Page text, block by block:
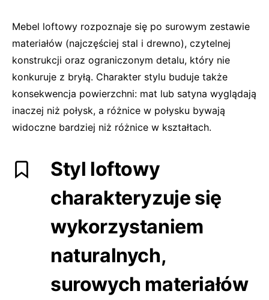
Mebel loftowy rozpoznaje się po surowym zestawie
materiałów (najczęściej stal i drewno), czytelnej
konstrukcji oraz ograniczonym detalu, który nie
konkuruje z bryłą. Charakter stylu buduje także
konsekwencja powierzchni: mat lub satyna wyglądają
inaczej niż połysk, a różnice w połysku bywają
widoczne bardziej niż różnice w kształtach.
Styl loftowy
charakteryzuje się
wykorzystaniem
naturalnych,
surowych materiałów